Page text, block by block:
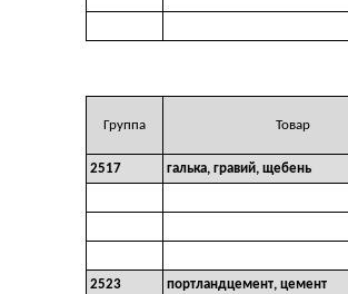
Группа Товар
2517
галька, гравий, щебень
2523
портландцемент, цемент